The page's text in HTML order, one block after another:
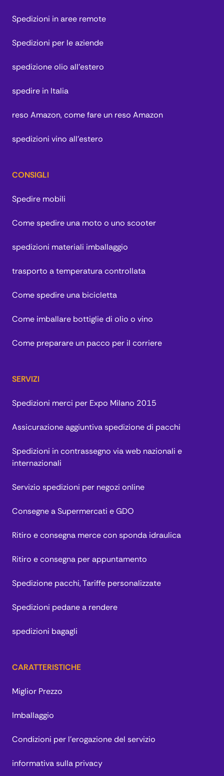
Spedizioni in aree remote
Spedizioni per le aziende
spedizione olio all'estero
spedire in Italia
reso Amazon, come fare un reso Amazon
spedizioni vino all'estero
CONSIGLI
Spedire mobili
Come spedire una moto o uno scooter
spedizioni materiali imballaggio
trasporto a temperatura controllata
Come spedire una bicicletta
Come imballare bottiglie di olio o vino
Come preparare un pacco per il corriere
SERVIZI
Spedizioni merci per Expo Milano 2015
Assicurazione aggiuntiva spedizione di pacchi
Spedizioni in contrassegno via web nazionali e
internazionali
Servizio spedizioni per negozi online
Consegne a Supermercati e GDO
Ritiro e consegna merce con sponda idraulica
Ritiro e consegna per appuntamento
Spedizione pacchi, Tariffe personalizzate
Spedizioni pedane a rendere
spedizioni bagagli
CARATTERISTICHE
Miglior Prezzo
Imballaggio
Condizioni per l’erogazione del servizio
informativa sulla privacy